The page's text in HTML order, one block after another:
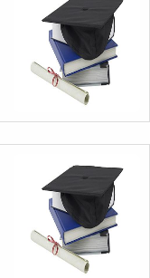
دانش
آئین
نامه ها
فرآیندها
آئین
نامه
نامه
های
پژوهشی
فرم
های
پژوهشی